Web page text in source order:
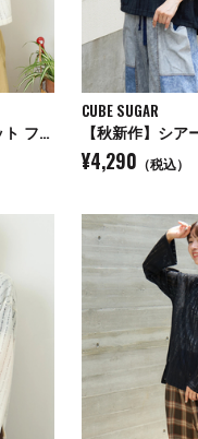
【秋新作】シアー ニット フレンチスリーブ プルオーバー
CUBE SUGAR
¥4,290 （税込）